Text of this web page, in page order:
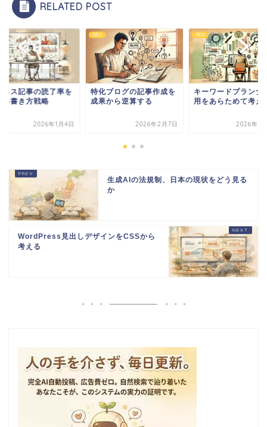
RELATED POST
ブログの記事作成を
から逆算する
2026年2月7日
SEO
キーワードプランナー活
用をあらためて考える
2026年3月14日
SEO
ビジネス記事の読了
上げる書き方戦略
2026年1
生成AIの法規制、日本の現状をどう見る
か
WordPress見出しデザインをCSSから
考える